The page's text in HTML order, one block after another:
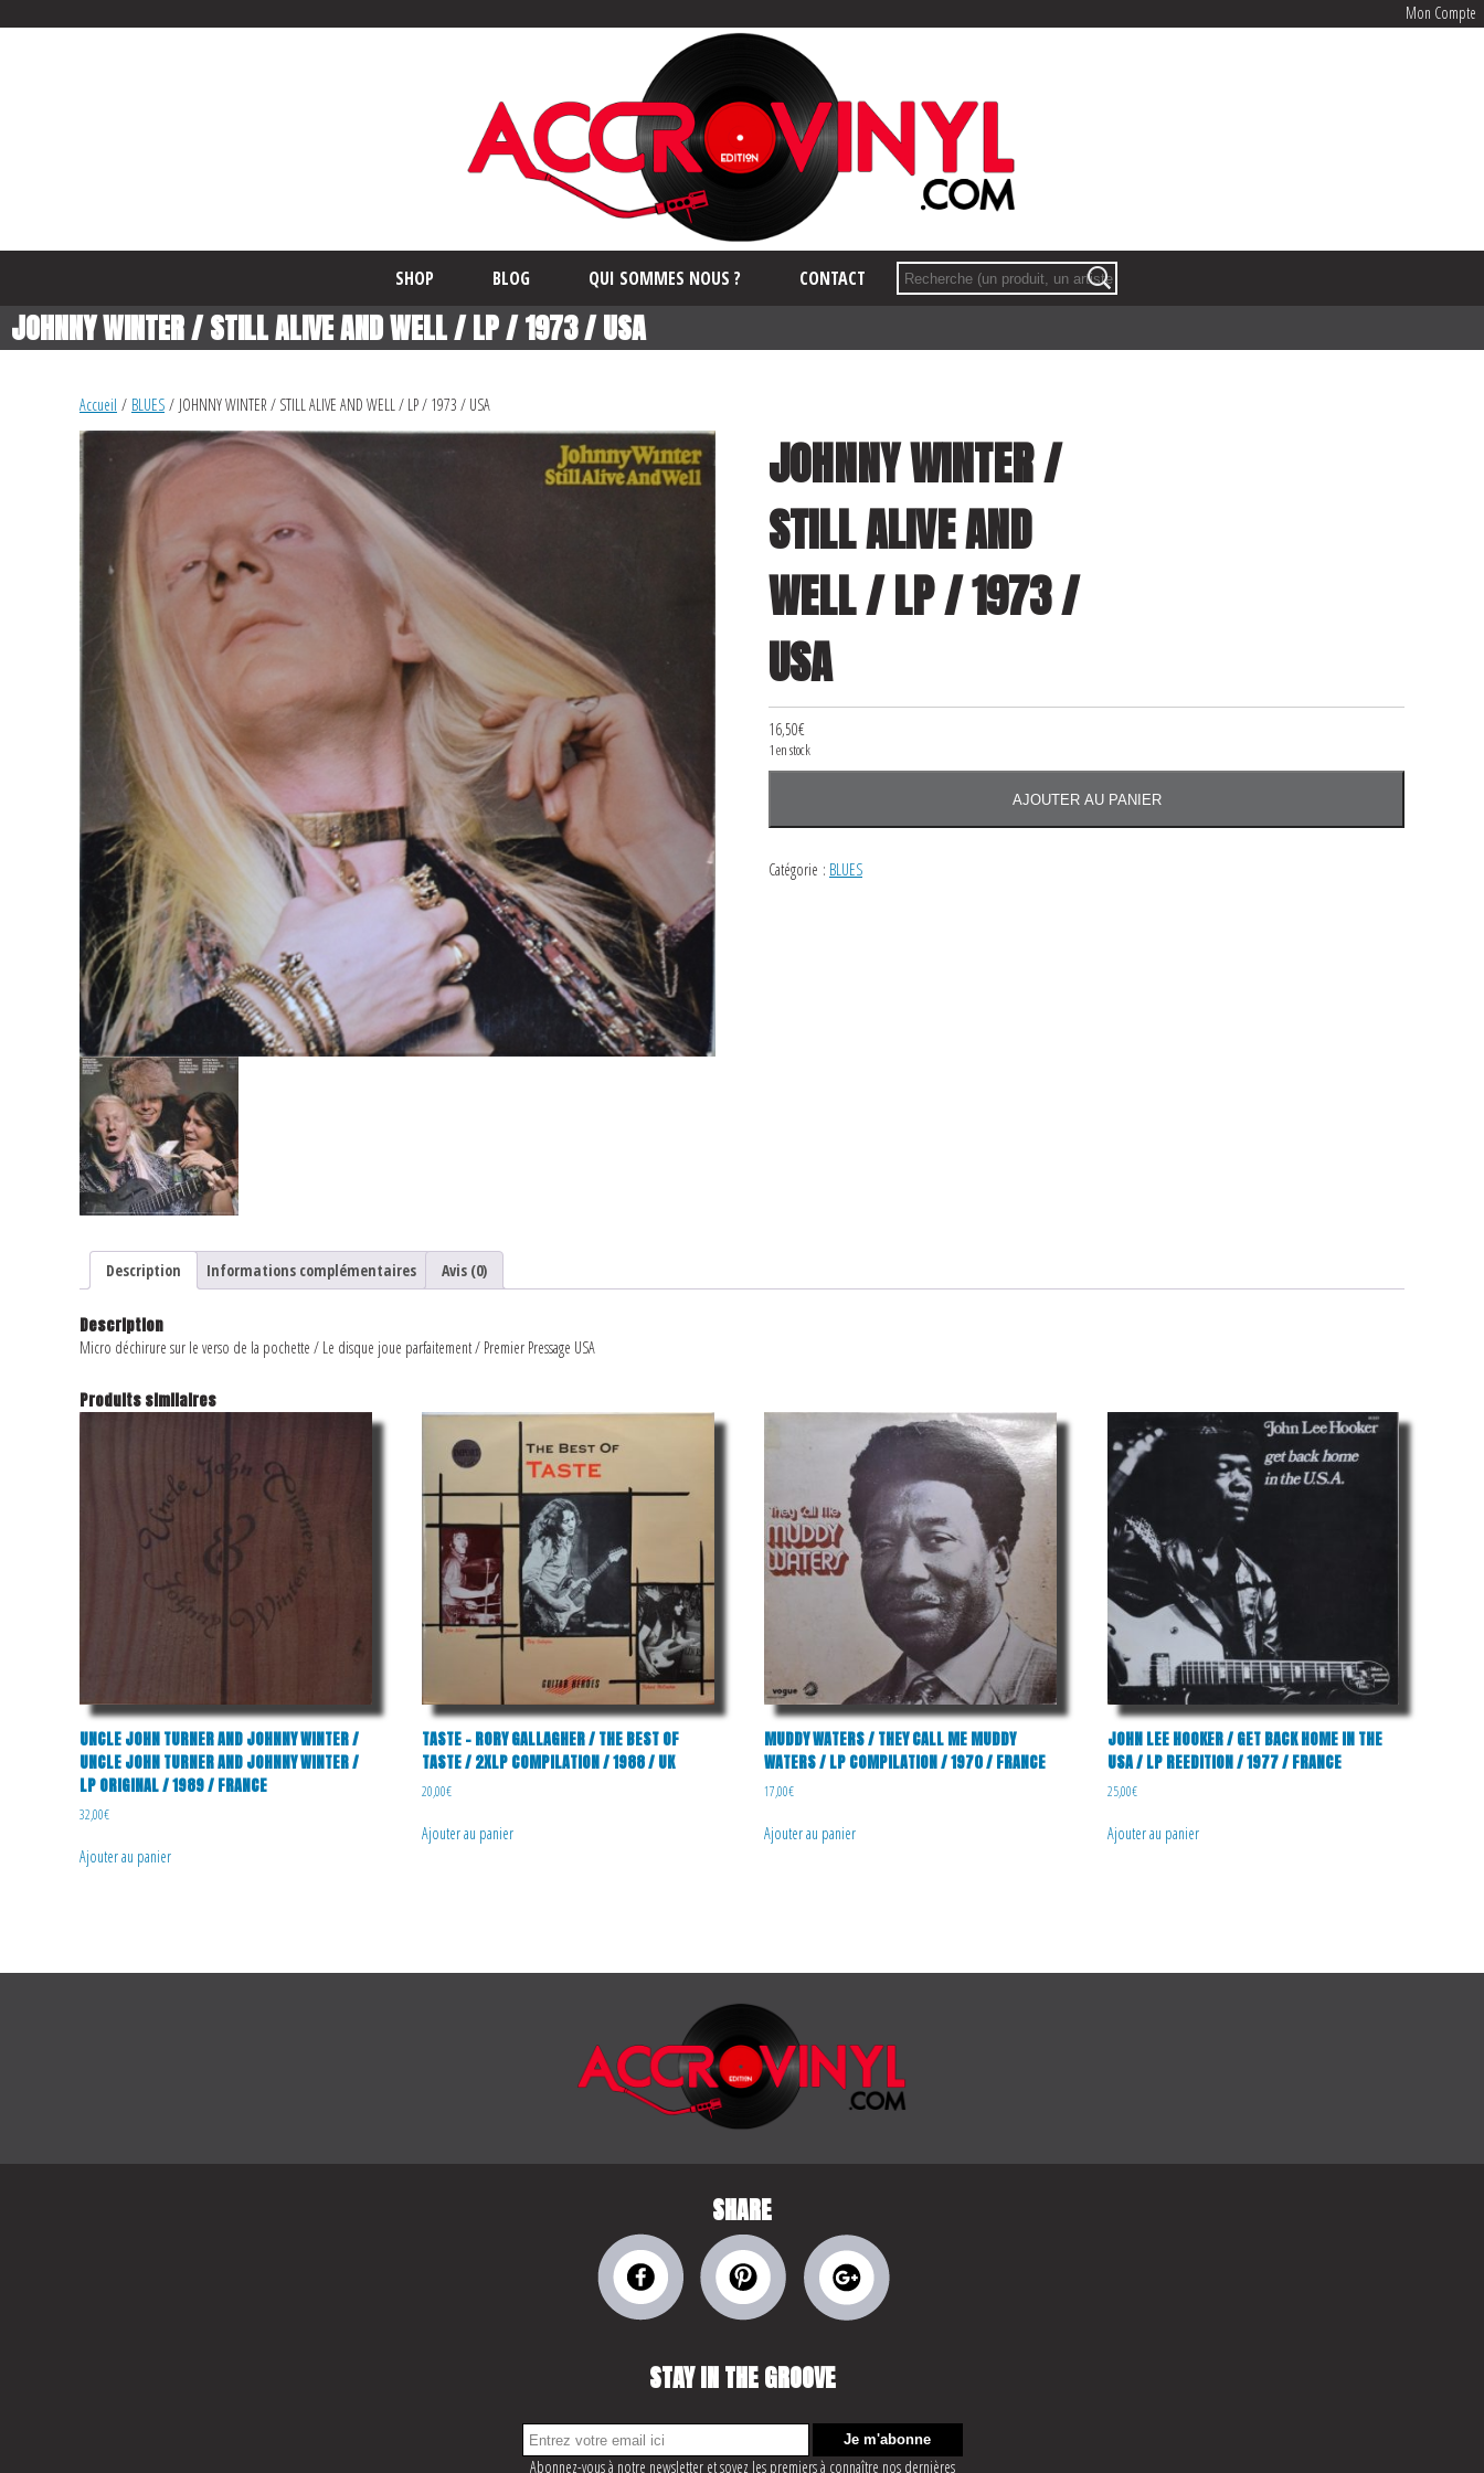
SHOP BLOG QUI SOMMES NOUS ? CONTACT
Mon Compte
JOHNNY WINTER / STILL ALIVE AND WELL / LP / 1973 / USA
Accueil / BLUES / JOHNNY WINTER / STILL ALIVE AND WELL / LP / 1973 / USA
JOHNNY WINTER /
STILL ALIVE AND
WELL / LP / 1973 /
USA
16,50€
1 en stock
WINTER
AJOUTER AU PANIER
Catégorie : BLUES
Description Informations complémentaires Avis (0)
Description
Micro déchirure sur le verso de la pochette / Le disque joue parfaitement / Premier Pressage USA
Produits similaires
UNCLE JOHN TURNER AND JOHNNY WINTER /
UNCLE JOHN TURNER AND JOHNNY WINTER /
LP ORIGINAL / 1989 / FRANCE
32,00€
Ajouter au panier
TASTE – RORY GALLAGHER / THE BEST OF
TASTE / 2XLP COMPILATION / 1988 / UK
20,00€
Ajouter au panier
MUDDY WATERS / THEY CALL ME MUDDY
WATERS / LP COMPILATION / 1970 / FRANCE
17,00€
Ajouter au panier
JOHN LEE HOOKER / GET BACK HOME IN THE
USA / LP REEDITION / 1977 / FRANCE
25,00€
Ajouter au panier
SHARE
STAY IN THE GROOVE
Abonnez-vous à notre newsletter et soyez les premiers à connaître nos dernières